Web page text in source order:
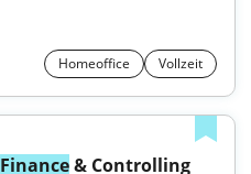
Homeoffice Vollzeit
Finance & Controlling